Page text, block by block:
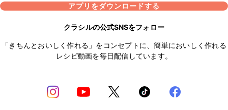
アプリをダウンロードする
クラシルの公式SNSをフォロー
「きちんとおいしく作れる」をコンセプトに、簡単においしく作れる
レシピ動画を毎日配信しています。